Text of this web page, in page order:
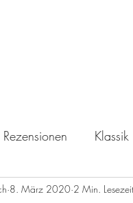
Rezensionen Klassik
Fantasy
8. März 2020 2 Min. Lesezeit